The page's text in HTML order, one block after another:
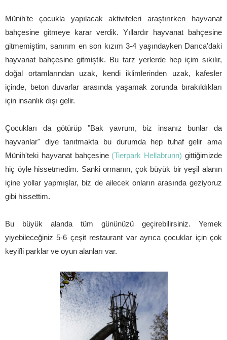
Münih'te çocukla yapılacak aktiviteleri araştırırken hayvanat
bahçesine gitmeye karar verdik. Yıllardır hayvanat bahçesine
gitmemiştim, sanırım en son kızım 3-4 yaşındayken Darıca'daki
hayvanat bahçesine gitmiştik. Bu tarz yerlerde hep içim sıkılır,
doğal ortamlarından uzak, kendi iklimlerinden uzak, kafesler
içinde, beton duvarlar arasında yaşamak zorunda bırakıldıkları
için insanlık dışı gelir.
Çocukları da götürüp "Bak yavrum, biz insanız bunlar da
hayvanlar" diye tanıtmakta bu durumda hep tuhaf gelir ama
Münih'teki hayvanat bahçesine (Tierpark Hellabrunn) gittiğimizde
hiç öyle hissetmedim. Sanki ormanın, çok büyük bir yeşil alanın
içine yollar yapmışlar, biz de ailecek onların arasında geziyoruz
gibi hissettim.
Bu büyük alanda tüm gününüzü geçirebilirsiniz. Yemek
yiyebileceğiniz 5-6 çeşit restaurant var ayrıca çocuklar için çok
keyifli parklar ve oyun alanları var.